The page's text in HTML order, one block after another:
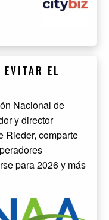
EVITAR EL
Nacional de
y director
Rieder, comparte
para 2026 y más